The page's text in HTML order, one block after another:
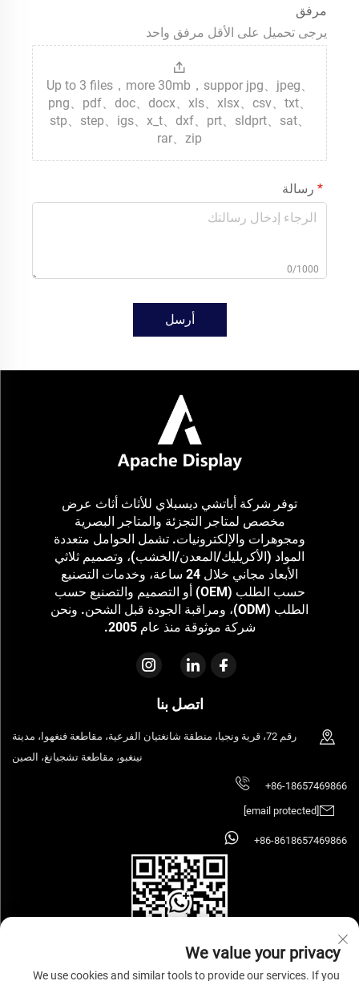
مرفق
يرجى تحميل على الأقل مرفق واحد
Up to 3 files，more 30mb，suppor jpg、jpeg、
png、pdf、doc、docx、xls、xlsx、csv、txt、
stp、step、igs、x_t、dxf、prt、sldprt、sat、
rar、zip
رسالة
0/1000
أرسل
توفر شركة أباتشي ديسبلاي للأثاث أثاث عرض
مخصص لمتاجر التجزئة والمتاجر البصرية
ومجوهرات والإلكترونيات. تشمل الحوامل متعددة
المواد (الأكريليك/المعدن/الخشب)، وتصميم ثلاثي
الأبعاد مجاني خلال 24 ساعة، وخدمات التصنيع
حسب الطلب (OEM) أو التصميم والتصنيع حسب
الطلب (ODM)، ومراقبة الجودة قبل الشحن. ونحن
شركة موثوقة منذ عام 2005.
اتصل بنا
رقم 72، قرية ونجيا، منطقة شانغتيان الفرعية، مقاطعة فنغهوا، مدينة
نينغبو، مقاطعة تشجيانغ، الصين
+86-18657469866
+86-8618657469866
We value your privacy
We use cookies and similar tools to provide our services. If you